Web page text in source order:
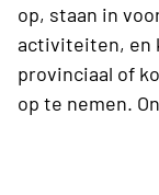
op, staan in
activiteiten, en
provinciaal of
op te nemen.